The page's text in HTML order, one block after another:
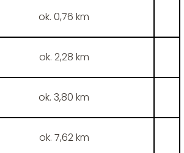
ok. 0,76 km
ok. 2,28 km
ok. 3,80 km
ok. 7,62 km